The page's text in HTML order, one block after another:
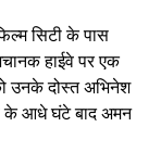
सिटी के पास
हाईवे पर एक
उनके दोस्त अभिनेश
के आधे घंटे बाद अमन